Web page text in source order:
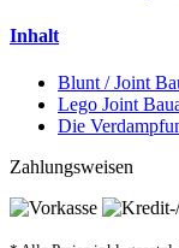
Inhalt
Blunt / Joint
Lego Joint
Die
Zahlungsweisen